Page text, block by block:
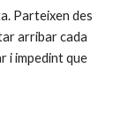
Parteixen des
arribar cada
i impedint que